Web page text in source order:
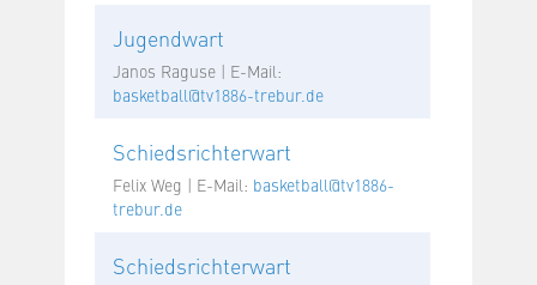
Jugendwart
Janos Raguse | E-Mail:
basketball@tv1886-trebur.de
Schiedsrichterwart
Felix Weg | E-Mail: basketball@tv1886-
trebur.de
Schiedsrichterwart